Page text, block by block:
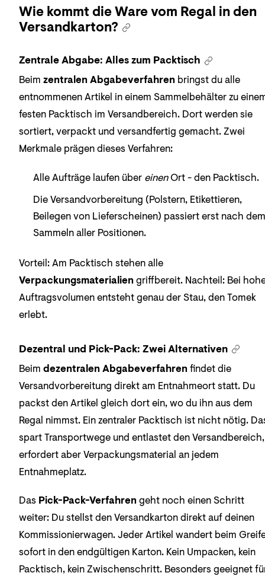
Wie kommt die Ware vom Regal in den
Versandkarton?
Zentrale Abgabe: Alles zum Packtisch
Beim zentralen Abgabeverfahren bringst du alle
entnommenen Artikel in einem Sammelbehälter zu
festen Packtisch im Versandbereich. Dort werden sie
sortiert, verpackt und versandfertig gemacht. Zwei
Merkmale prägen dieses Verfahren:
Alle Aufträge laufen über einenOrt - den Packtisch.
Die Versandvorbereitung (Polstern, Etikettieren,
Beilegen von Lieferscheinen) passiert erst nach dem
Sammeln aller Positionen.
Vorteil: Am Packtisch stehen alle
Verpackungsmaterialien griffbereit. Nachteil: Bei
Auftragsvolumen entsteht genau der Stau, den Tomek
erlebt.
Dezentral und Pick-Pack: Zwei Alternativen
Beim dezentralen Abgabeverfahren findet die
Versandvorbereitung direkt am Entnahmeort statt. Du
packst den Artikel gleich dort ein, wo du ihn aus dem
Regal nimmst. Ein zentraler Packtisch ist nicht nötig.
spart Transportwege und entlastet den Versandbereich,
erfordert aber Verpackungsmaterial an jedem
Entnahmeplatz.
Das Pick-Pack-Verfahren geht noch einen Schritt
weiter: Du stellst den Versandkarton direkt auf deinen
Kommissionierwagen. Jeder Artikel wandert beim
sofort in den endgültigen Karton. Kein Umpacken, kein
Packtisch, kein Zwischenschritt. Besonders geeignet